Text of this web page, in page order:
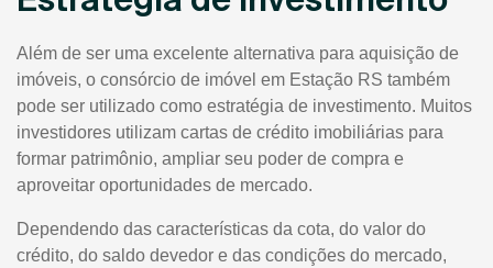
Além de ser uma excelente alternativa para aquisição de
imóveis, o consórcio de imóvel em Estação RS também
pode ser utilizado como estratégia de investimento. Muitos
investidores utilizam cartas de crédito imobiliárias para
formar patrimônio, ampliar seu poder de compra e
aproveitar oportunidades de mercado.
Dependendo das características da cota, do valor do
crédito, do saldo devedor e das condições do mercado,